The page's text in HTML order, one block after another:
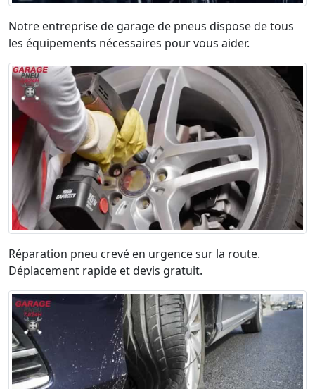
Notre entreprise de garage de pneus dispose de tous
les équipements nécessaires pour vous aider.
Réparation pneu crevé en urgence sur la route.
Déplacement rapide et devis gratuit.